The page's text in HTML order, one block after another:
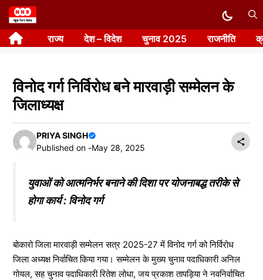
Skip
to
content राज्य देश – विदेश चुनाव 2025 राजनीति
विनोद गर्ग निर्विरोध बने मारवाड़ी सम्मेलन के
जिलाध्यक्ष
PRIYA SINGH
Published on -May 28, 2025
युवाओं को आत्मनिर्भर बनाने की दिशा पर योजनाबद्ध तरीके से
होगा कार्य : विनोद गर्ग
बोकारो जिला मारवाड़ी सम्मेलन सत्र 2025-27 में विनोद गर्ग को निर्विरोध
जिला अध्यक्ष निर्वाचित किया गया। सम्मेलन के मुख्य चुनाव पदाधिकारी अनिल
गोयल, सह चुनाव पदाधिकारी रितेश लोधा, जय प्रकाश तापड़िया ने नवनिर्वाचित